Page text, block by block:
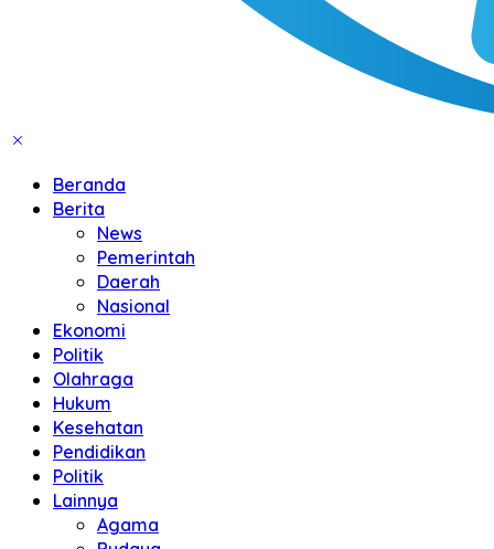
Beranda
Berita
News
Pemerintah
Daerah
Nasional
Ekonomi
Politik
Olahraga
Hukum
Kesehatan
Pendidikan
Politik
Lainnya
Agama